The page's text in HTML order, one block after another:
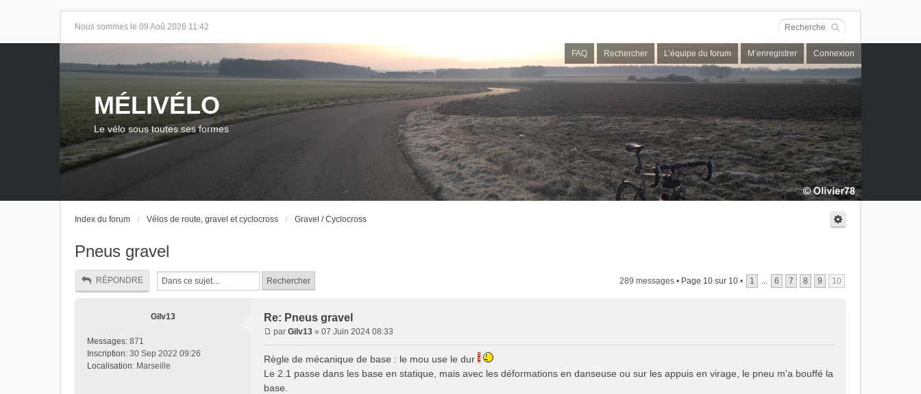
Nous sommes le 09 Aoû 2026 11:42
FAQ Rechercher L’équipe du forum M’enregistrer Connexion
MÉLIVÉLO
Le vélo sous toutes ses formes
Index du forum Vélos de route, gravel et cyclocross Gravel / Cyclocross
Pneus gravel
RÉPONDRE 289 messages • Page 10 sur 10 • 1 ... 6 7 8 9 10
Gilv13
Messages: 871
Inscription: 30 Sep 2022 09:26
Localisation: Marseille
Re: Pneus gravel
par Gilv13 » 07 Juin 2024 08:33
Règle de mécanique de base : le mou use le dur
Le 2.1 passe dans les base en statique, mais avec les déformations en danseuse ou sur les appuis en virage, le pneu m'a bouffé la
base.